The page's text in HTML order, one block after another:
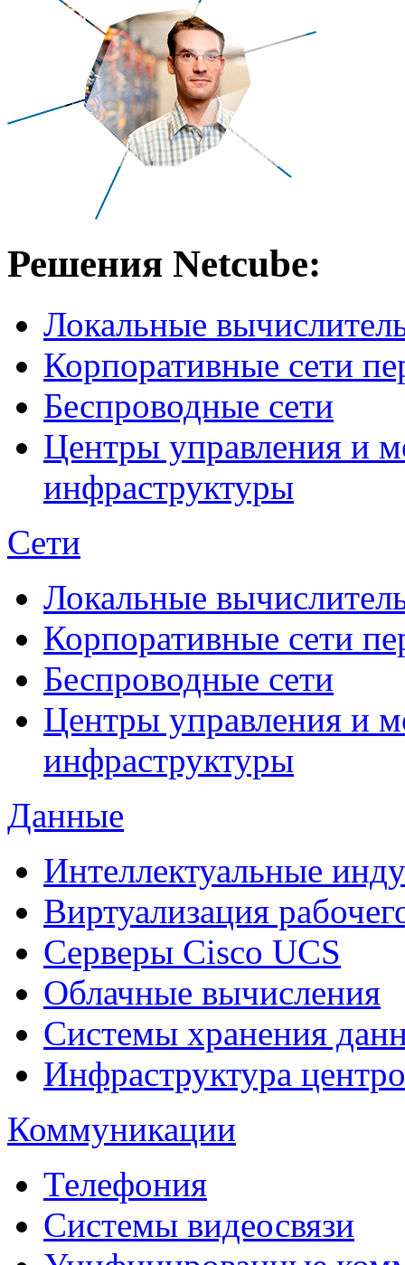
Решения Netcube:
Локальные
Корпоративные сети
Беспроводные сети
Центры управления и
инфраструктуры
Сети
Локальные
Корпоративные сети
Беспроводные сети
Центры управления и
инфраструктуры
Данные
Интеллектуальные
Виртуализация
Cерверы Cisco UCS
Облачные вычисления
Системы хранения
Инфраструктура
Коммуникации
Телефония
Системы видеосвязи